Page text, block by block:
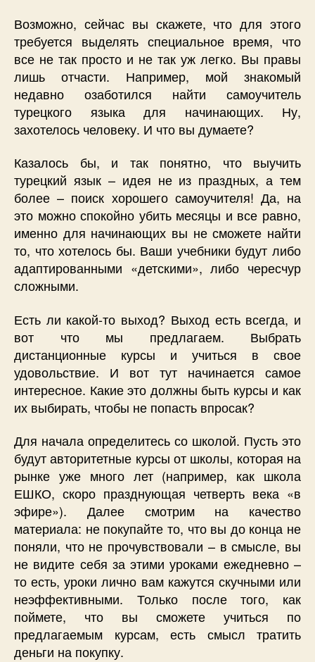
Возможно, сейчас вы скажете, что для этого
требуется выделять специальное время, что
все не так просто и не так уж легко. Вы правы
лишь отчасти. Например, мой знакомый
недавно озаботился найти самоучитель
турецкого языка для начинающих. Ну,
захотелось человеку. И что вы думаете?
Казалось бы, и так понятно, что выучить
турецкий язык – идея не из праздных, а тем
более – поиск хорошего самоучителя! Да, на
это можно спокойно убить месяцы и все равно,
именно для начинающих вы не сможете найти
то, что хотелось бы. Ваши учебники будут либо
адаптированными «детскими», либо чересчур
сложными.
Есть ли какой-то выход? Выход есть всегда, и
вот что мы предлагаем. Выбрать
дистанционные курсы и учиться в свое
удовольствие. И вот тут начинается самое
интересное. Какие это должны быть курсы и как
их выбирать, чтобы не попасть впросак?
Для начала определитесь со школой. Пусть это
будут авторитетные курсы от школы, которая на
рынке уже много лет (например, как школа
ЕШКО, скоро празднующая четверть века «в
эфире»). Далее смотрим на качество
материала: не покупайте то, что вы до конца не
поняли, что не прочувствовали – в смысле, вы
не видите себя за этими уроками ежедневно –
то есть, уроки лично вам кажутся скучными или
неэффективными. Только после того, как
поймете, что вы сможете учиться по
предлагаемым курсам, есть смысл тратить
деньги на покупку.